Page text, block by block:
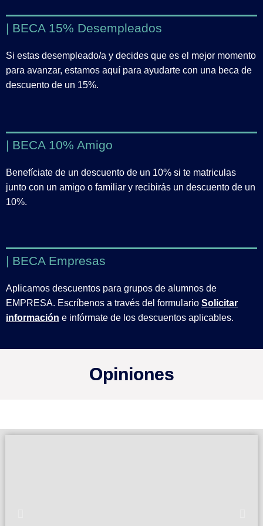
| BECA 15% Desempleados
Si estas desempleado/a y decides que es el mejor momento
para avanzar, estamos aquí para ayudarte con una beca de
descuento de un 15%.
| BECA 10% Amigo
Benefíciate de un descuento de un 10% si te matriculas
junto con un amigo o familiar y recibirás un descuento de un
10%.
| BECA Empresas
Aplicamos descuentos para grupos de alumnos de
EMPRESA. Escríbenos a través del formulario Solicitar
información e infórmate de los descuentos aplicables.
Opiniones